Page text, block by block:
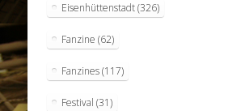
Eisenhüttenstadt(326)
Fanzine (62)
Fanzines(117)
Festival (31)